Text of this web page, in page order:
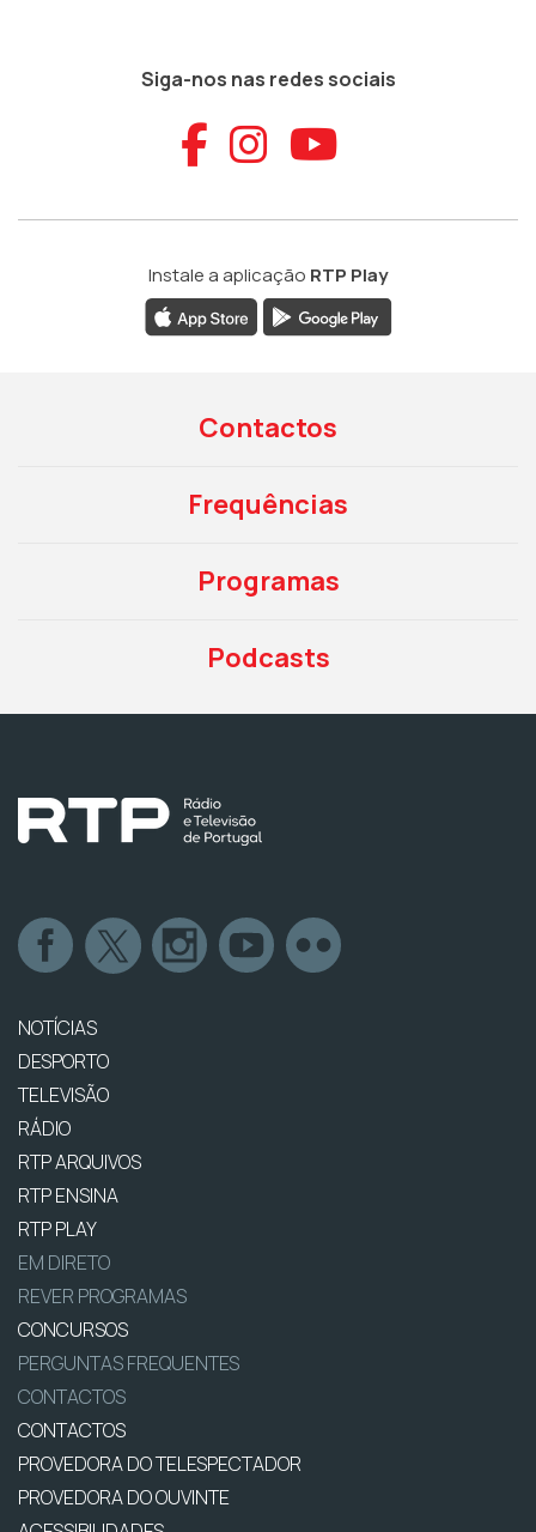
Siga-nos nas redes sociais
Aceder ao
Aceder ao
Aceder
Instale a aplicação RTP Play
Contactos
Frequências
Programas
Podcasts
NOTÍCIAS
DESPORTO
TELEVISÃO
RÁDIO
RTP ARQUIVOS
RTP ENSINA
RTP PLAY
EM DIRETO
REVER PROGRAMAS
CONCURSOS
PERGUNTAS FREQUENTES
CONTACTOS
CONTACTOS
PROVEDORA DO TELESPECTADOR
PROVEDORA DO OUVINTE